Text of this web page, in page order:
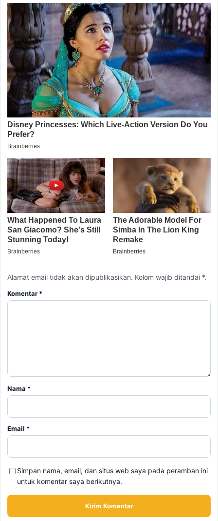
Alamat email tidak akan dipublikasikan. Kolom wajib ditandai *.
Komentar *
Nama *
Email *
Simpan nama, email, dan situs web saya pada peramban ini
untuk komentar saya berikutnya.